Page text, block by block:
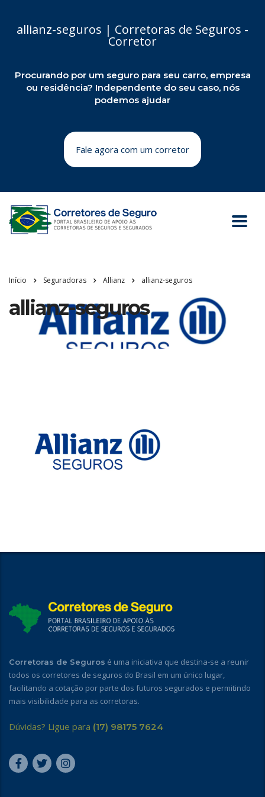
allianz-seguros | Corretoras de Seguros -
Corretor
Procurando por um seguro para seu carro, empresa
ou residência? Independente do seu caso, nós
podemos ajudar
Fale agora com um corretor
Início Seguradoras Allianz allianz-seguros
allianz-seguros
Corretoras de Seguros é uma iniciativa que destina-se a reunir
todos os corretores de seguros do Brasil em um único lugar,
facilitando a cotação por parte dos futuros segurados e permitindo
mais visibilidade para as corretoras.
Dúvidas? Ligue para (17) 98175 7624